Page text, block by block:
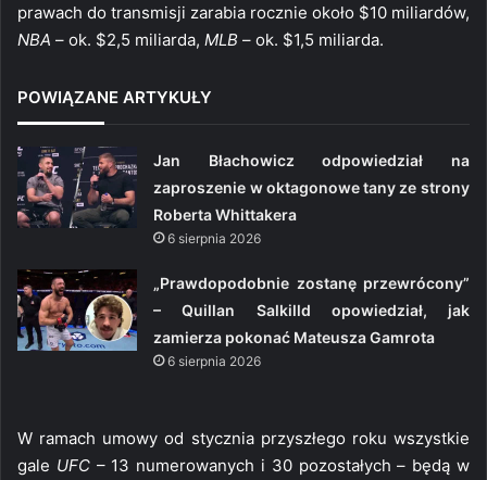
prawach do transmisji zarabia rocznie około $10 miliardów,
NBA – ok. $2,5 miliarda, MLB – ok. $1,5 miliarda.
POWIĄZANE ARTYKUŁY
Jan Błachowicz odpowiedział na
zaproszenie w oktagonowe tany ze strony
Roberta Whittakera
6 sierpnia 2026
„Prawdopodobnie zostanę przewrócony”
– Quillan Salkilld opowiedział, jak
zamierza pokonać Mateusza Gamrota
6 sierpnia 2026
W ramach umowy od stycznia przyszłego roku wszystkie
gale UFC– 13 numerowanych i 30 pozostałych – będą w